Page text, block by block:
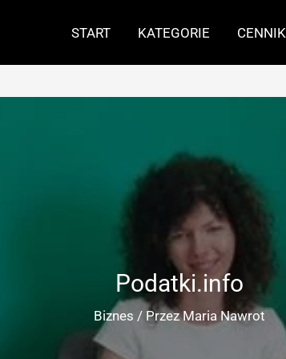
START KATEGORIE CENNIK
Podatki.info
Biznes / PrzezMaria Nawrot